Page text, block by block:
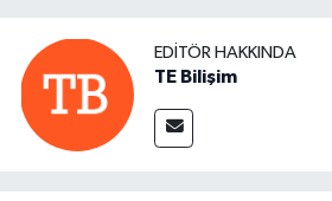
EDITÖR HAKKINDA
TE Bilişim